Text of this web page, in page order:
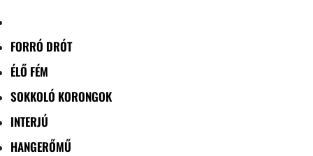
FORRÓ DRÓT
ÉLŐ FÉM
SOKKOLÓ KORONGOK
INTERJÚ
HANGERŐMŰ